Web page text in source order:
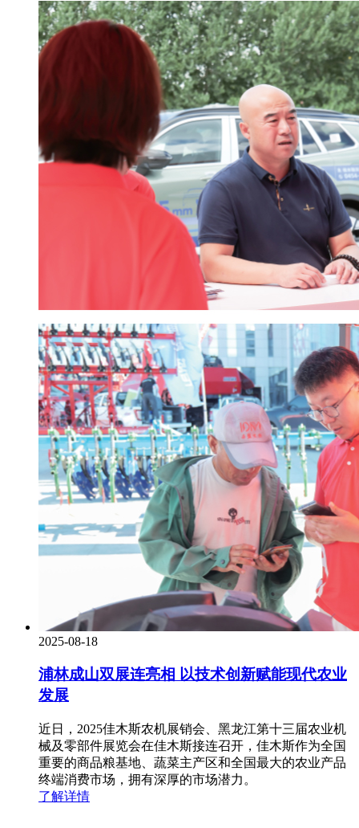
2025-08-18
浦林成山双展连亮相 以技术创新赋能现代农业
发展
近日，2025佳木斯农机展销会、黑龙江第十三届农业机
械及零部件展览会在佳木斯接连召开，佳木斯作为全国
重要的商品粮基地、蔬菜主产区和全国最大的农业产品
终端消费市场，拥有深厚的市场潜力。
了解详情